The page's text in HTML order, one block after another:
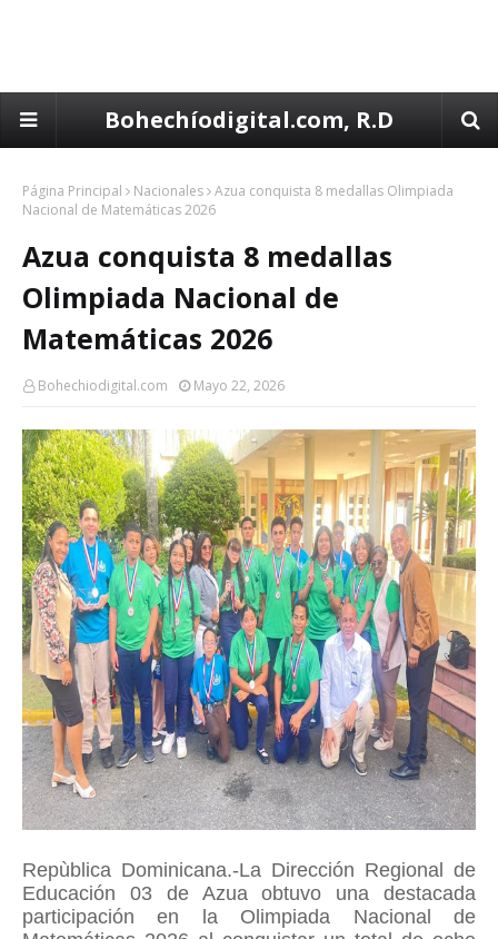
Bohechíodigital.com, R.D
Página Principal Nacionales Azua conquista 8 medallas Olimpiada
Nacional de Matemáticas 2026
Azua conquista 8 medallas
Olimpiada Nacional de
Matemáticas 2026
Bohechiodigital.com Mayo 22, 2026
Repùblica Dominicana.-La Dirección Regional de
Educación 03 de Azua obtuvo una destacada
participación en la Olimpiada Nacional de